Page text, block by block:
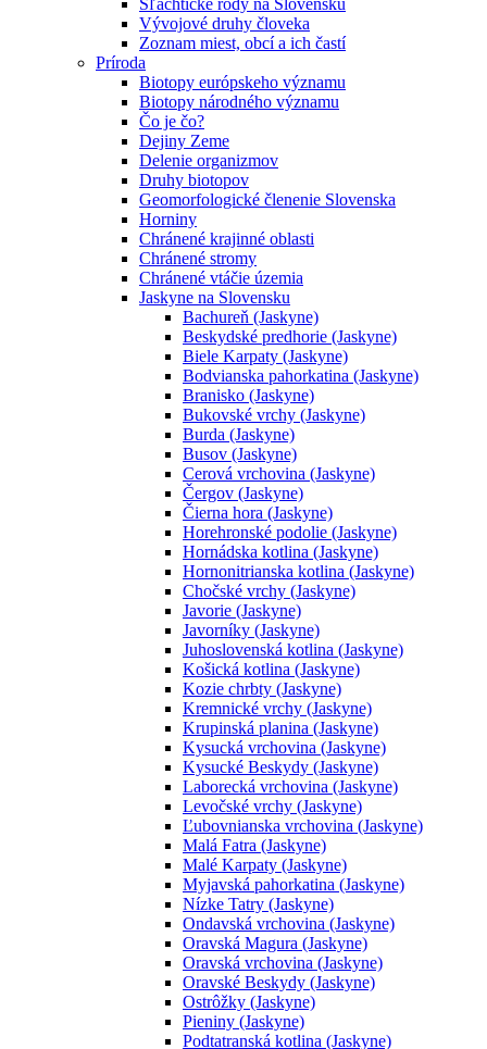
Vývojové druhy človeka
Zoznam miest, obcí a ich častí
Príroda
Biotopy európskeho významu
Biotopy národného významu
Čo je čo?
Dejiny Zeme
Delenie organizmov
Druhy biotopov
Geomorfologické členenie Slovenska
Horniny
Chránené krajinné oblasti
Chránené stromy
Chránené vtáčie územia
Jaskyne na Slovensku
Bachureň (Jaskyne)
Beskydské predhorie (Jaskyne)
Biele Karpaty (Jaskyne)
Bodvianska pahorkatina (Jaskyne)
Branisko (Jaskyne)
Bukovské vrchy (Jaskyne)
Burda (Jaskyne)
Busov (Jaskyne)
Cerová vrchovina (Jaskyne)
Čergov (Jaskyne)
Čierna hora (Jaskyne)
Horehronské podolie (Jaskyne)
Hornádska kotlina (Jaskyne)
Hornonitrianska kotlina (Jaskyne)
Chočské vrchy (Jaskyne)
Javorie (Jaskyne)
Javorníky (Jaskyne)
Juhoslovenská kotlina (Jaskyne)
Košická kotlina (Jaskyne)
Kozie chrbty (Jaskyne)
Kremnické vrchy (Jaskyne)
Krupinská planina (Jaskyne)
Kysucká vrchovina (Jaskyne)
Kysucké Beskydy (Jaskyne)
Laborecká vrchovina (Jaskyne)
Levočské vrchy (Jaskyne)
Ľubovnianska vrchovina (Jaskyne)
Malá Fatra (Jaskyne)
Malé Karpaty (Jaskyne)
Myjavská pahorkatina (Jaskyne)
Nízke Tatry (Jaskyne)
Ondavská vrchovina (Jaskyne)
Oravská Magura (Jaskyne)
Oravská vrchovina (Jaskyne)
Oravské Beskydy (Jaskyne)
Ostrôžky (Jaskyne)
Pieniny (Jaskyne)
Podtatranská kotlina (Jaskyne)